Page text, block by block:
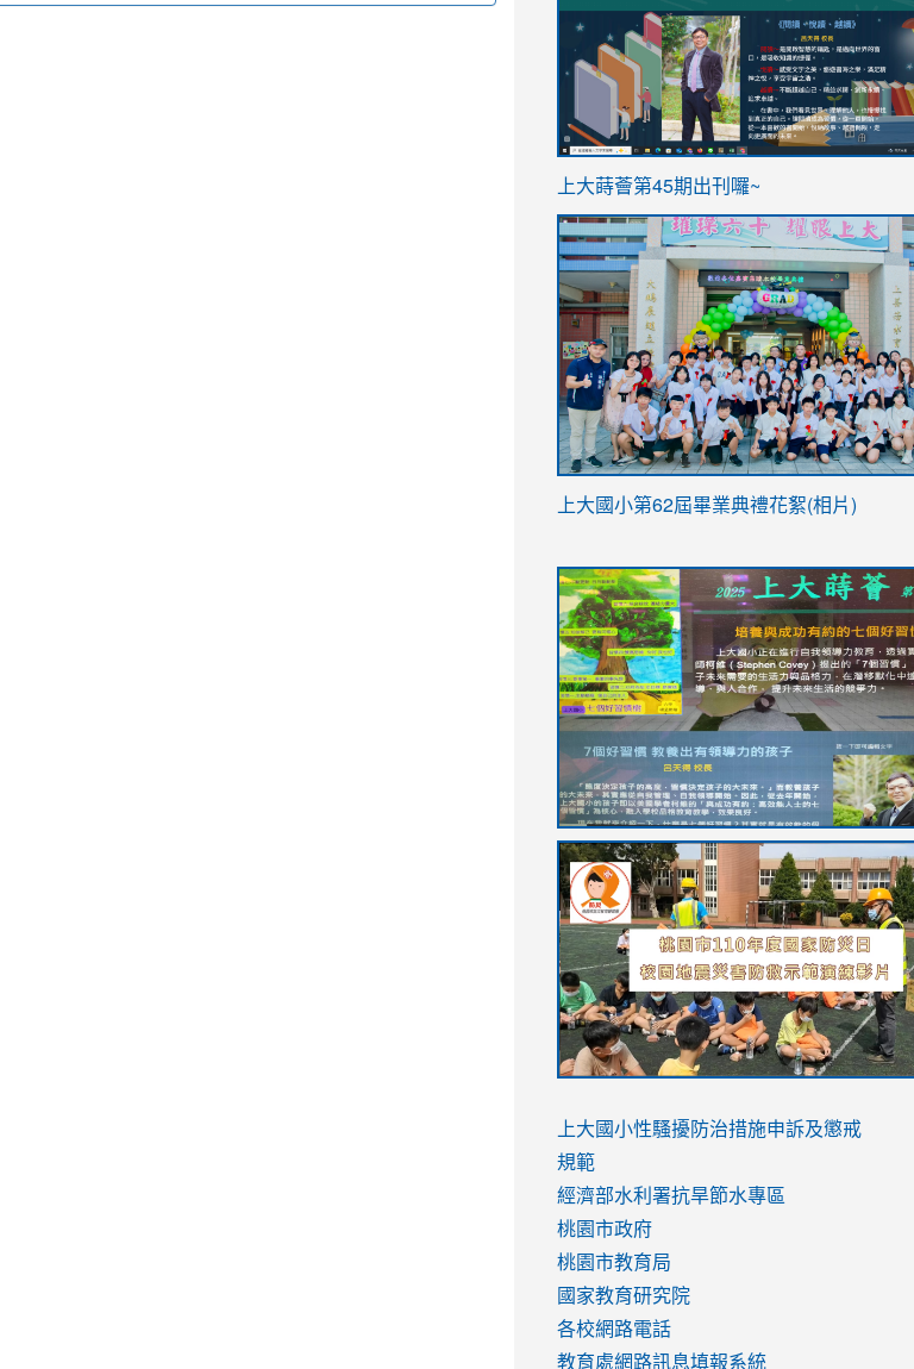
ink
https://sites.google.com/stes.tyc.edu.tw/
link
https://sites.google.com/stes.tyc.edu.tw/
上大蒔薈第45期出刊囉~
link
YfDQppRvyMk686kIw6SBbssEIZ6WnT/
usp=sharing
上大國小第62屆畢業典禮花絮(相片)
to
https://drive.google.com/file/d/1I-
YfDQppRvyMk686kIw6SBbssEIZ6WnT/
usp=sharing
to
https://sites.google.com/stes.tyc.edu.tw/
link
to
https://sites.google.com/stes.tyc.edu.tw/
link
to
https://drive.google.com/file/d/
usp=sharing
link
to
https://youtu.be/jJOMVWY3-
8M
link
to
https://drive.google.com/file/d/
usp=sharing
to
https://www.youtube.com/watch?
v=hC_gdZndU9s
to
https://www.youtube.com/watch?
v=hC_gdZndU9s
link
to
https://www.youtube.com/watch?
v=mfpNykQ0g4M
上大國小性騷擾防治措施申訴及懲戒
規範
經濟部水利署抗旱節水專區
桃園市政府
桃園市教育局
國家教育研究院
各校網路電話
教育處網路訊息填報系統